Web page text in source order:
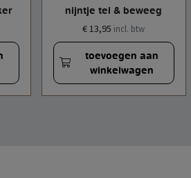
nijntje tel & beweeg
€ 13,95 incl. btw
toevoegen aan
winkelwagen